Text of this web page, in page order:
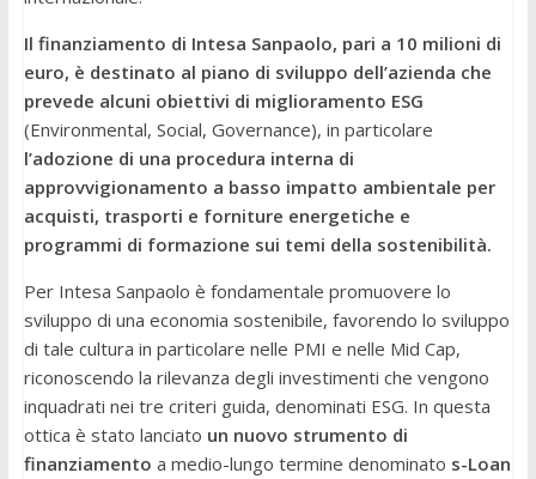
Il finanziamento di Intesa Sanpaolo, pari a 10 milioni di
euro, è destinato al piano di sviluppo dell’azienda che
prevede alcuni obiettivi di miglioramento ESG
(Environmental, Social, Governance), in particolare
l’adozione di una procedura interna di
approvvigionamento a basso impatto ambientale per
acquisti, trasporti e forniture energetiche e
programmi di formazione sui temi della sostenibilità.
Per Intesa Sanpaolo è fondamentale promuovere lo
sviluppo di una economia sostenibile, favorendo lo sviluppo
di tale cultura in particolare nelle PMI e nelle Mid Cap,
riconoscendo la rilevanza degli investimenti che vengono
inquadrati nei tre criteri guida, denominati ESG. In questa
ottica è stato lanciato un nuovo strumento di
finanziamento a medio-lungo termine denominato s-Loan